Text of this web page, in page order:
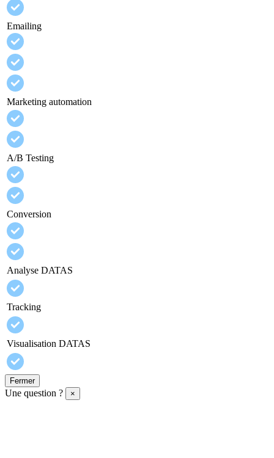
Emailing
Marketing automation
A/B Testing
Conversion
Analyse DATAS
Tracking
Visualisation DATAS
Fermer
Une question ? ×